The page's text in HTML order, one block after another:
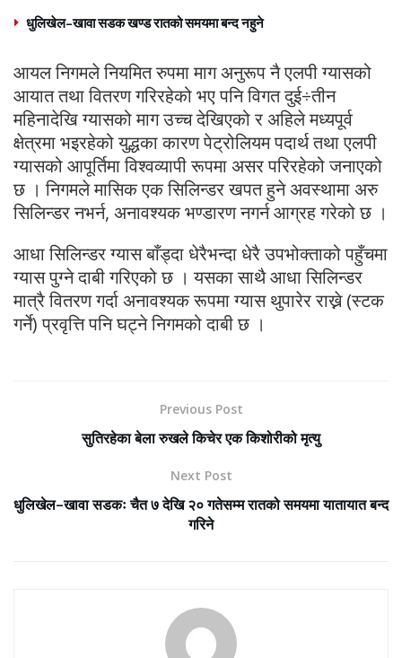
धुलिखेल–खावा सडक खण्ड रातको समयमा बन्द नहुने
आयल निगमले नियमित रुपमा माग अनुरूप नै एलपी ग्यासको
आयात तथा वितरण गरिरहेको भए पनि विगत दुई÷तीन
महिनादेखि ग्यासको माग उच्च देखिएको र अहिले मध्यपूर्व
क्षेत्रमा भइरहेको युद्धका कारण पेट्रोलियम पदार्थ तथा एलपी
ग्यासको आपूर्तिमा विश्वव्यापी रूपमा असर परिरहेको जनाएको
छ । निगमले मासिक एक सिलिन्डर खपत हुने अवस्थामा अरु
सिलिन्डर नभर्न, अनावश्यक भण्डारण नगर्न आग्रह गरेको छ ।
आधा सिलिन्डर ग्यास बाँड्दा धेरैभन्दा धेरै उपभोक्ताको पहुँचमा
ग्यास पुग्ने दाबी गरिएको छ । यसका साथै आधा सिलिन्डर
मात्रै वितरण गर्दा अनावश्यक रूपमा ग्यास थुपारेर राख्ने (स्टक
गर्ने) प्रवृत्ति पनि घट्ने निगमको दाबी छ ।
Previous Post
सुतिरहेका बेला रुखले किचेर एक किशोरीको मृत्यु
Next Post
धुलिखेल–खावा सडकः चैत ७ देखि २० गतेसम्म रातको समयमा यातायात बन्द
गरिने